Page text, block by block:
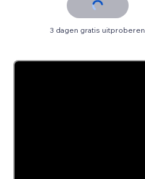
3 dagen gratis uitproberen